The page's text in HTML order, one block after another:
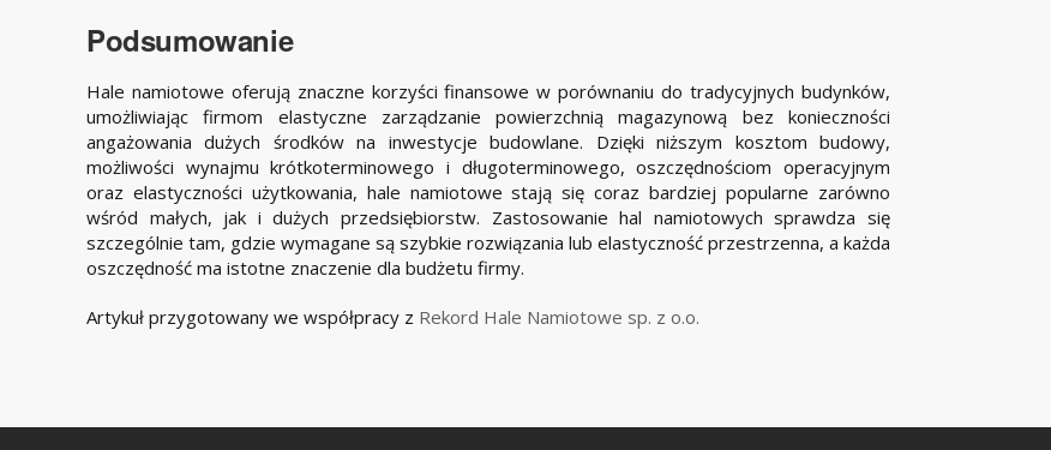
Podsumowanie
Hale namiotowe oferują znaczne korzyści finansowe w porównaniu do tradycyjnych budynków,
umożliwiając firmom elastyczne zarządzanie powierzchnią magazynową bez konieczności
angażowania dużych środków na inwestycje budowlane. Dzięki niższym kosztom budowy,
możliwości wynajmu krótkoterminowego i długoterminowego, oszczędnościom operacyjnym
oraz elastyczności użytkowania, hale namiotowe stają się coraz bardziej popularne zarówno
wśród małych, jak i dużych przedsiębiorstw. Zastosowanie hal namiotowych sprawdza się
szczególnie tam, gdzie wymagane są szybkie rozwiązania lub elastyczność przestrzenna, a każda
oszczędność ma istotne znaczenie dla budżetu firmy.
Artykuł przygotowany we współpracy z Rekord Hale Namiotowe sp. z o.o.